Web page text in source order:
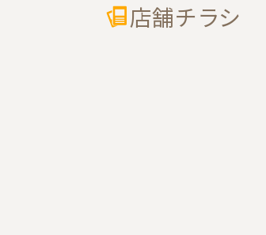
店舗チラシ